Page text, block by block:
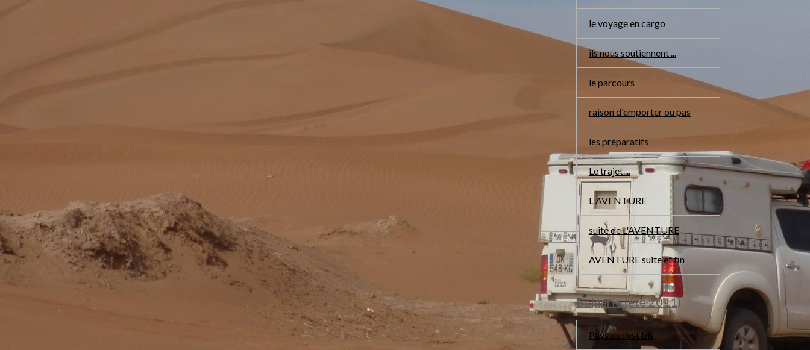
le voyage en cargo
ils nous soutiennent ...
le parcours
raison d'emporter ou pas
les préparatifs
Le trajet....
L AVENTURE
suite de L'AVENTURE
AVENTURE suite et fin
Bulgarie (été 2011)
Pays de l'est bis